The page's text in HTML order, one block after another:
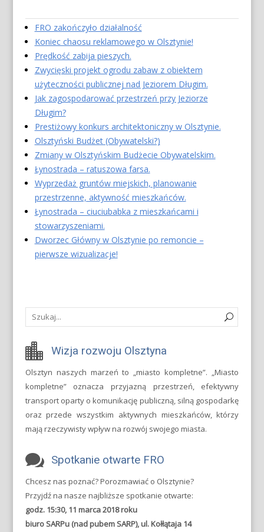
FRO zakończyło działalność
Koniec chaosu reklamowego w Olsztynie!
Prędkość zabija pieszych.
Zwycięski projekt ogrodu zabaw z obiektem
użyteczności publicznej nad Jeziorem Długim.
Jak zagospodarować przestrzeń przy Jeziorze
Długim?
Prestiżowy konkurs architektoniczny w Olsztynie.
Olsztyński Budżet (Obywatelski?)
Zmiany w Olsztyńskim Budżecie Obywatelskim.
Łynostrada – ratuszowa farsa.
Wyprzedaż gruntów miejskich, planowanie
przestrzenne, aktywność mieszkańców.
Łynostrada – ciuciubabka z mieszkańcami i
stowarzyszeniami.
Dworzec Główny w Olsztynie po remoncie –
pierwsze wizualizacje!
Wizja rozwoju Olsztyna
Olsztyn naszych marzeń to „miasto kompletne”. „Miasto
kompletne” oznacza przyjazną przestrzeń, efektywny
transport oparty o komunikację publiczną, silną gospodarkę
oraz przede wszystkim aktywnych mieszkańców, którzy
mają rzeczywisty wpływ na rozwój swojego miasta.
Spotkanie otwarte FRO
Chcesz nas poznać? Porozmawiać o Olsztynie?
Przyjdź na nasze najbliższe spotkanie otwarte:
godz. 15:30, 11 marca 2018 roku
biuro SARPu (nad pubem SARP), ul. Kołłątaja 14